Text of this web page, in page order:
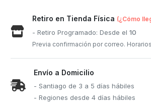
Retiro en Tienda Física (¿Cómo
- Retiro Programado: Desde el10
Previa confirmación por correo.
Envío a Domicilio
- Santiago de 3 a 5 días hábiles
- Regiones desde 4 días hábiles